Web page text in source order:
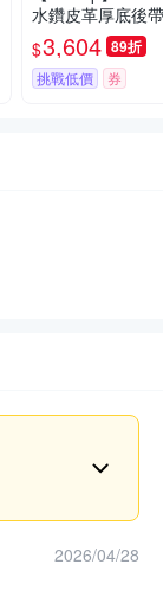
水鑽皮革厚底後
鞋-女(青銅色)
$3,604 89折
挑戰低價 券
2026/04/28